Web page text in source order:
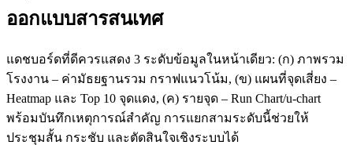
ออกแบบสารสนเทศ
แดชบอร์ดที่ดีควรแสดง 3 ระดับข้อมูลในหน้าเดียว: (ก) ภาพรวม
โรงงาน – ค่ามัธยฐานรวม กราฟแนวโน้ม, (ข) แผนที่จุดเสี่ยง –
Heatmap และ Top 10 จุดแดง, (ค) รายจุด – Run Chart/u-chart
พร้อมบันทึกเหตุการณ์สำคัญ การแยกสามระดับนี้ช่วยให้
ประชุมสั้น กระชับ และตัดสินใจเชิงระบบได้